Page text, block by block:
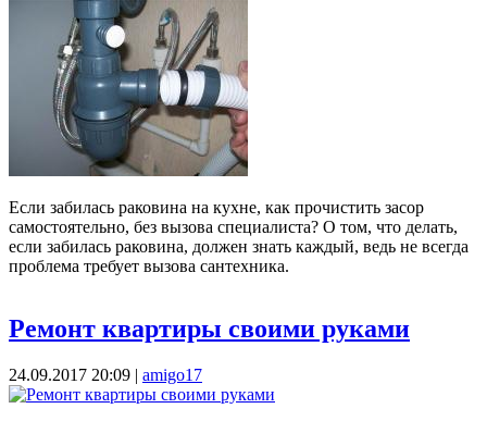
Если забилась раковина на кухне, как прочистить засор
самостоятельно, без вызова специалиста? О том, что делать,
если забилась раковина, должен знать каждый, ведь не всегда
проблема требует вызова сантехника.
Ремонт квартиры своими руками
24.09.2017 20:09 | amigo17